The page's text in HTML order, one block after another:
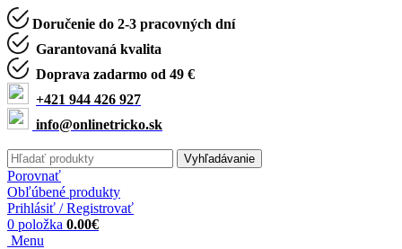
Doručenie do 2-3 pracovných dní
Garantovaná kvalita
Doprava zadarmo od 49 €
+421 944 426 927
info@onlinetricko.sk
Vyhľadávanie
Porovnať
Obľúbené produkty
Prihlásiť / Registrovať
0 položka 0.00€
Menu